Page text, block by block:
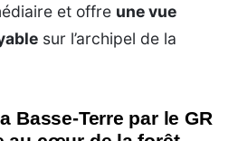
et offre une vue
sur l’archipel de la
Basse-Terre par le GR